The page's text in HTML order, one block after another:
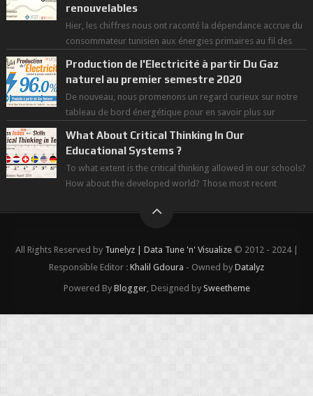
renouvelables
Hier, les chiffres nous ont raconté la dépendance accrue du
consommateur tunisien aux énergies primaires au fil des
Production de l'Electricité à partir Du Gaz
naturel au premier semestre 2020
De nouveau, nous promenons un regard curieux sur notre
tableau de bord énergétique pour en savoir plus sur
What About Critical Thinking In Our
Educational Systems ?
To what extent is the critical thinking allowed in our schools?
How about the developed world? Those most recent
All Rights Reserved by Tunelyz | Data Tune 'n' Visualize© 2012 - 2024 |
Responsible Editor : Khalil Gdoura - Owned by Datalyz
Powered By Blogger, Designed by Sweetheme